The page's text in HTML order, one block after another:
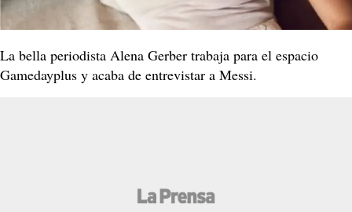
La bella periodista Alena Gerber trabaja para el espacio
Gamedayplus y acaba de entrevistar a Messi.